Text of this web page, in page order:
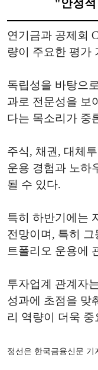
"안정적
연기금과 공제회
량이 주요한 평가
독립성을 바탕으
과로 전문성을 보
다는 목소리가 중
주식, 채권, 대체
운용 경험과 노하
될 수 있다.
특히 하반기에는
전망이며, 특히
트폴리오 운용에
투자업계 관계자
성과에 초점을 맞
리 역량이 더욱
정선은 한국금융신문 기